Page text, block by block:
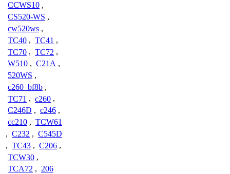
CCWS10 ,
CS520-WS ,
cw520ws ,
TC40 , TC41 ,
TC70 , TC72 ,
W510 , C21A ,
520WS ,
c260_bf8b ,
TC71 , c260 ,
C246D , c246 ,
cc210 , TCW61
, C232 , C545D
, TC43 , C206 ,
TCW30 ,
TCA72 , 206